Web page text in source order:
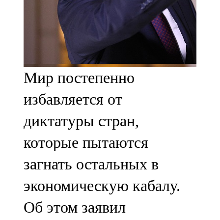
107,8 FM
Теләче
106,1 FM
Түбән Кама
102,6 FM
Чирмешән
107,7 FM
Чистай
103,0 FM
Чүпрәле
Мир постепенно
избавляется от
диктатуры стран,
которые пытаются
загнать остальных в
экономическую кабалу.
Об этом заявил